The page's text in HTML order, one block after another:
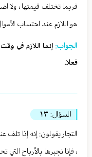
فربما تختلف قيمتها ، ولا
هو اللازم عند احتساب
الجواب: إنما اللازم في
فعلا.
السؤال: ١٣
التجار يقولون: إنه إذا تلف
، فإنا نجبرها بالأرباح